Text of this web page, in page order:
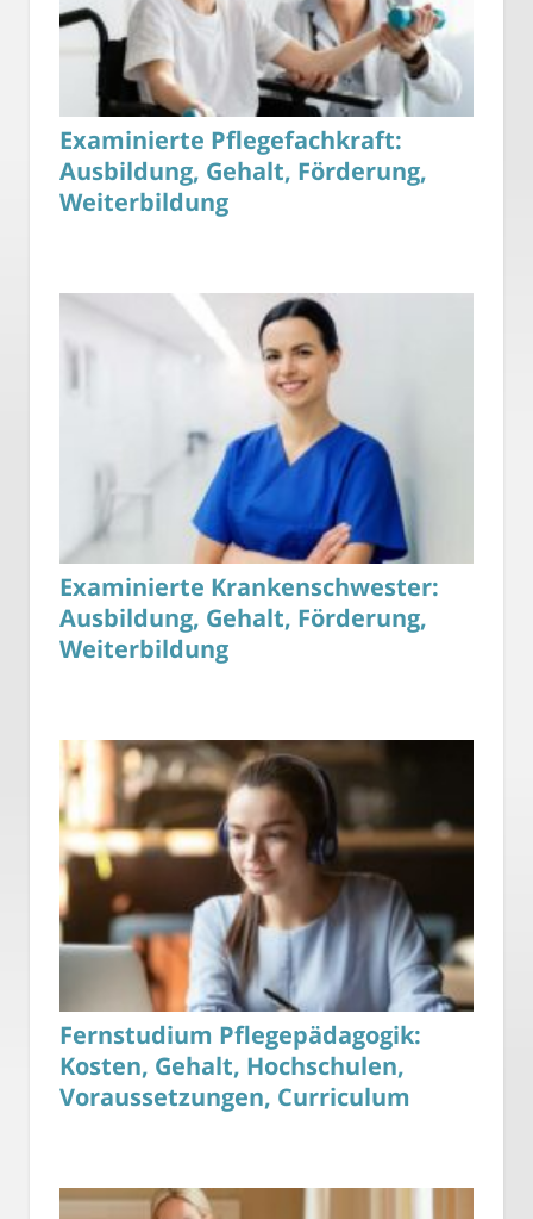
Examinierte Pflegefachkraft:
Ausbildung, Gehalt, Förderung,
Weiterbildung
Examinierte Krankenschwester:
Ausbildung, Gehalt, Förderung,
Weiterbildung
Fernstudium Pflegepädagogik:
Kosten, Gehalt, Hochschulen,
Voraussetzungen, Curriculum